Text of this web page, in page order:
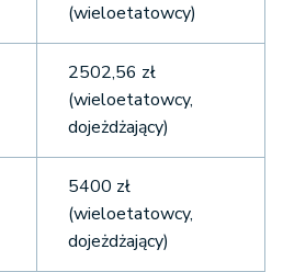
(wieloetatowcy)
2502,56 zł
(wieloetatowcy,
dojeżdżający)
5400 zł
(wieloetatowcy,
dojeżdżający)